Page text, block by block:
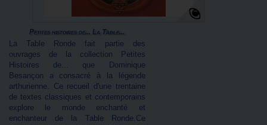
Petites histoires de... La Table...
La Table Ronde fait partie des
ouvrages de la collection Petites
Histoires de... que Dominique
Besançon a consacré à la légende
arthurienne. Ce recueil d'une trentaine
de textes classiques et contemporains
explore le monde enchanté et
enchanteur de la Table Ronde.Ce